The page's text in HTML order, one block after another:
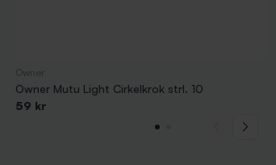
Owner Mutu Light Cirkelkrok strl. 10
59 kr